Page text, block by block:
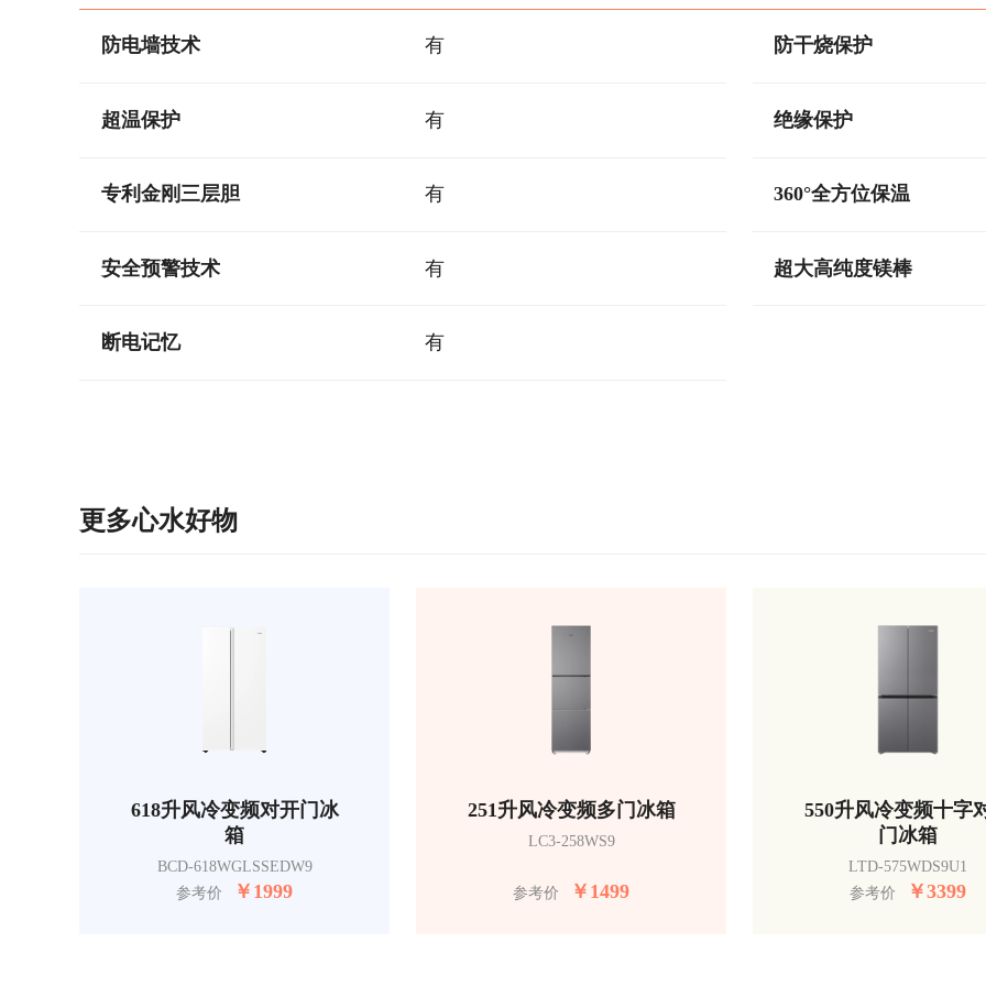
防电墙技术 有 防干烧保护
超温保护 有 绝缘保护
专利金刚三层胆 有 360°全方位保温
安全预警技术 有 超大高纯度镁棒
断电记忆 有
更多心水好物
618升风冷变频对开门冰
箱
BCD-618WGLSSEDW9
参考价
￥ 1999
251升风冷变频多门冰箱
LC3-258WS9
参考价 ￥ 1499
550升风冷变频十字
门冰箱
LTD-575WDS9U1
参考价
￥3399